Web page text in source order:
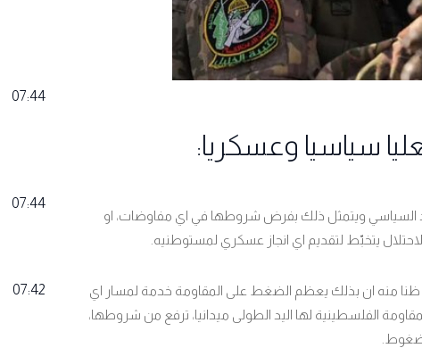
سياسيا وعسكريا:
السياسي ويتمثل ذلك بفرض شروطها في اي مفاوضات، او
يتخبّط لتقديم اي انجاز عسكري لمستوطنيه.
ظنا منه ان بذلك يعظم الضغط على المقاومة خدمة لمسار اي
الفلسطينية لها اليد الطولى ميدانيا، ترفع من شروطها،
ضغوط.
07:44
07:44
07:42